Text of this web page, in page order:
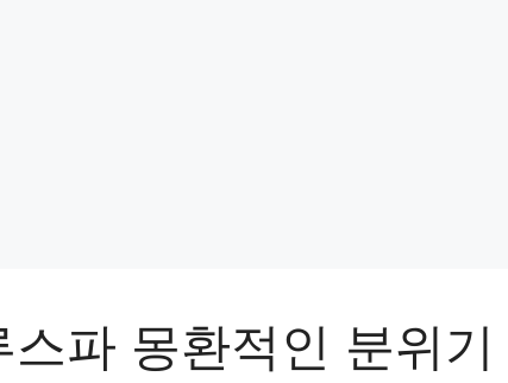
파 몽환적인 분위기